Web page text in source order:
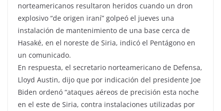
norteamericanos resultaron heridos cuando un dron
explosivo “de origen iraní” golpeó el jueves una
instalación de mantenimiento de una base cerca de
Hasaké, en el noreste de Siria, indicó el Pentágono en
un comunicado.
En respuesta, el secretario norteamericano de Defensa,
Lloyd Austin, dijo que por indicación del presidente Joe
Biden ordenó “ataques aéreos de precisión esta noche
en el este de Siria, contra instalaciones utilizadas por